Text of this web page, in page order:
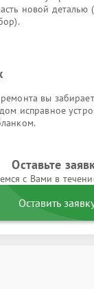
новой деталью
вы
исправное
Оставьте
с Вами в
Оставить